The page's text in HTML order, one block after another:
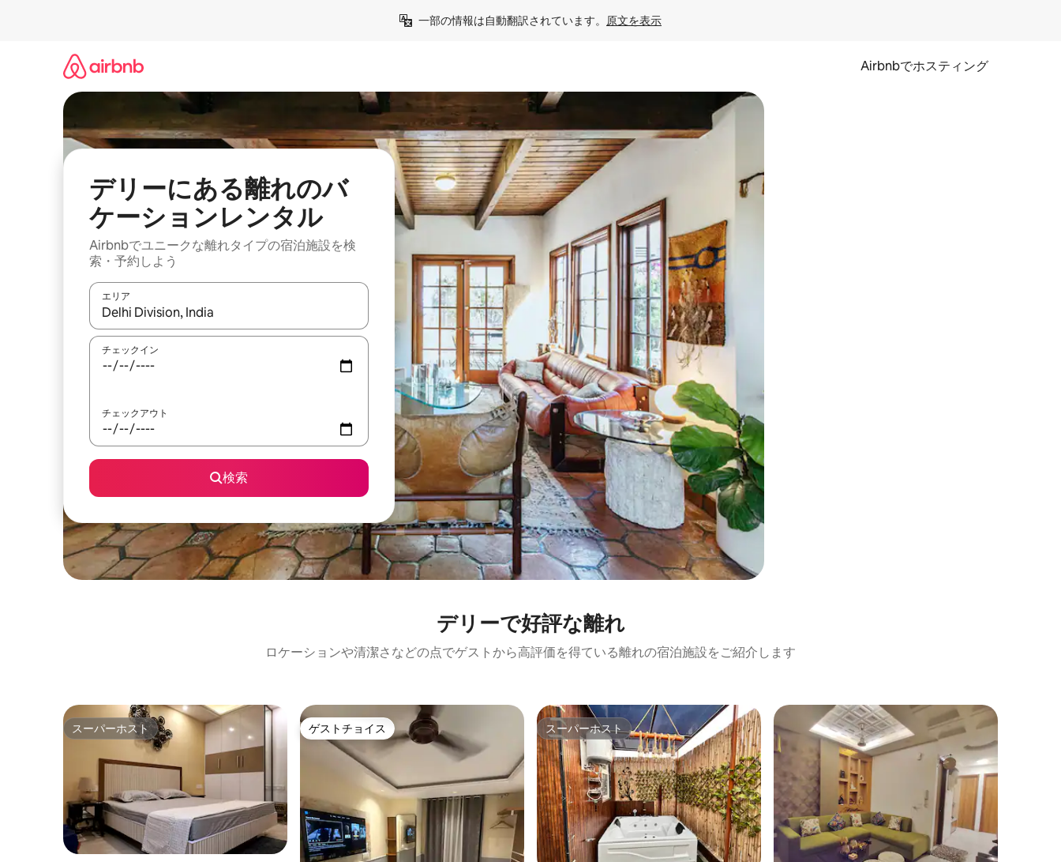
一部の情報は自動翻訳されています。 原文を表示
Airbnbでホスティング
デリーにある離れのバ
ケーションレンタル
Airbnbでユニークな離れタイプの宿泊施設を検
索・予約しよう
エリア
検索結果が表示されたら、上下の矢印キーを使って移動するか、画面をタッチまたはスワイプして検索結果を確認することができます。
チェックイン
チェックアウト
検索
デリーで好評な離れ
ロケーションや清潔さなどの点でゲストから高評価を得ている離れの宿泊施設をご紹介します
スーパーホスト
スーパーホスト ゲストチョイス
ゲストチョイス スーパーホスト
スーパーホスト